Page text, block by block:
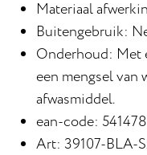
Materiaal
Buitengebruik:
Onderhoud: Met
een mengsel van
afwasmiddel.
ean-code:
Art: 39107-BLA-